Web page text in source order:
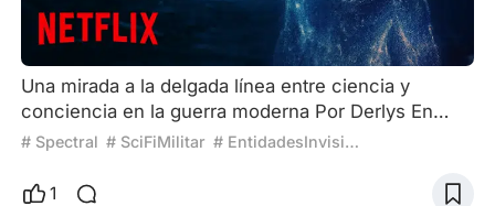
Una mirada a la delgada línea entre ciencia y
conciencia en la guerra moderna Por Derlys En
Linea – Octubre 2025 🧨 Introducción Spectral
Netflix, es una joya subestimada del cine de
# Spectral # SciFiMilitar # EntidadesInvisibles
1